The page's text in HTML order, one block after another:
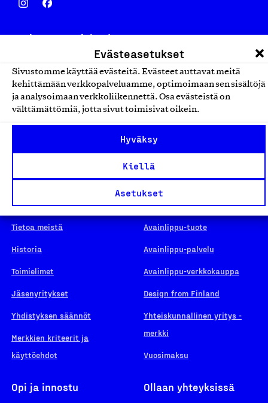
Evästeasetukset
Sivustomme käyttää evästeitä. Evästeet auttavat meitä
kehittämään verkkopalveluamme, optimoimaan sen sisältöjä
ja analysoimaan verkkoliikennettä. Osa evästeistä on
välttämättömiä, jotta sivut toimisivat oikein.
Hyväksy
Kiellä
Asetukset
Design From Finland
Yhteiskunnallinen Yritys -merkki
Tietoa meistä
Historia
Toimielimet
Jäsenyritykset
Yhdistyksen säännöt
Merkkien kriteerit ja
käyttöehdot
Hae merkkiä
Avainlippu-tuote
Avainlippu-palvelu
Avainlippu-verkkokauppa
Design from Finland
Yhteiskunnallinen yritys -
merkki
Vuosimaksu
Opi ja innostu Ollaan yhteyksissä